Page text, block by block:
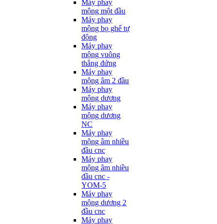
Máy phay
mộng một đầu
Máy phay
mộng bọ ghế tự
động
Máy phay
mộng vuông
thẳng đứng
Máy phay
mộng âm 2 đầu
Máy phay
mộng dương
Máy phay
mộng dương
NC
Máy phay
mộng âm nhiều
đầu cnc
Máy phay
mộng âm nhiều
đầu cnc -
YOM-5
Máy phay
mộng dương 2
đầu cnc
Máy phay